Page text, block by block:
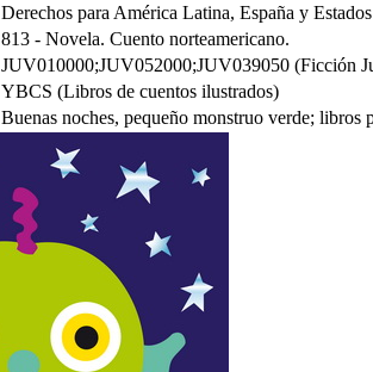
Derechos para América Latina, España y
813 - Novela. Cuento norteamericano.
JUV010000;JUV052000;JUV039050 (Ficción
YBCS (Libros de cuentos ilustrados)
Buenas noches, pequeño monstruo verde;